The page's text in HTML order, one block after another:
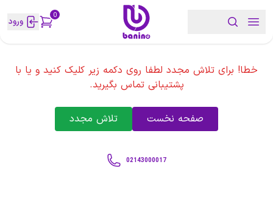
0 ورود
خطا! برای تلاش مجدد لطفا روی دکمه زیر کلیک کنید و یا با
پشتیبانی تماس بگیرید.
صفحه نخست تلاش مجدد
02143000017